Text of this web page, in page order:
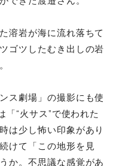
溶岩が海に流れ落ちて
ゴツしたむき出しの岩
ス劇場」の撮影にも使
「“火サス”で使われた
は少し怖い印象があり
けて「この地形を見
か。不思議な感覚があ